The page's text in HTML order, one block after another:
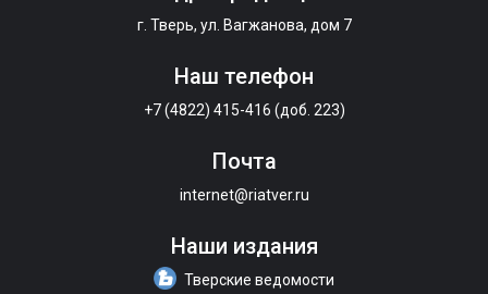
г. Тверь, ул. Вагжанова, дом 7
Наш телефон
+7 (4822) 415-416 (доб. 223)
Почта
internet@riatver.ru
Наши издания
Тверские ведомости